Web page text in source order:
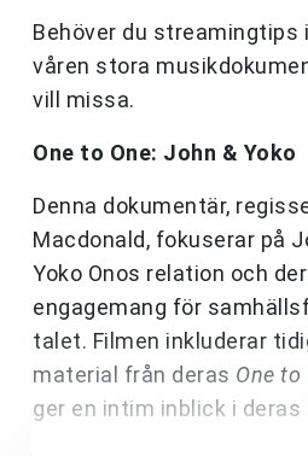
Behöver du streamingtips
våren stora
vill missa.
One to One: John & Yoko
Denna dokumentär,
Macdonald, fokuserar på
Yoko Onos relation och
engagemang för
talet. Filmen inkluderar
material från deras One to
ger en intim inblick i